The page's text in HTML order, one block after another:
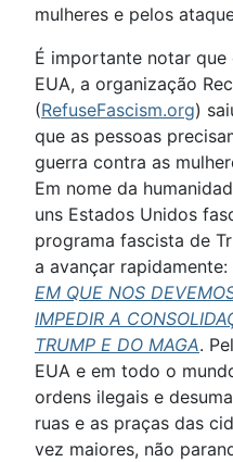
mulheres e pelos
É importante notar
EUA, a organização
(RefuseFascism.org)
que as pessoas
guerra contra as
Em nome da
uns Estados Unidos
programa fascista de
a avançar rapidamente:
EM QUE NOS
IMPEDIR A
TRUMP E DO MAGA.
EUA e em todo o
ordens ilegais e
ruas e as praças das
vez maiores, não